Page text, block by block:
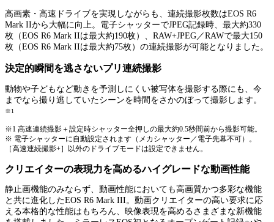
高画素・高速ドライブを実現しながらも、連続撮影枚数はEOS R6
Mark IIから大幅に向上。電子シャッターでJPEG記録時、最大約330
枚（EOS R6 Mark IIは最大約190枚）、RAW+JPEG／RAWで最大150
枚（EOS R6 Mark IIは最大約75枚）の連続撮影が可能となりました。
決定的瞬間を逃さないプリ連続撮影
動物や子どもなど動きを予測しにくい被写体を撮影する際にも、今
までなら撮り逃していたシーンを時間をさかのぼって撮影します。
※1
※1 高速連続撮影＋設定時シャッター全押しの最大約0.5秒間前から撮影可能。
※ 電子シャッターに自動設定されます（メカシャッター／電子先幕不可）。
［高速連続撮影+］以外のドライブモードは設定できません。
クリエイターの表現力を高めるハイグレードな動画性能
静止画機能のみならず、動画性能においても高画質かつ多彩な機能
と共に進化したEOS R6 Mark III。動画クリエイターの高い要求に応
える本格的な性能はもちろん、映像表現を高めるさまざまな新機能